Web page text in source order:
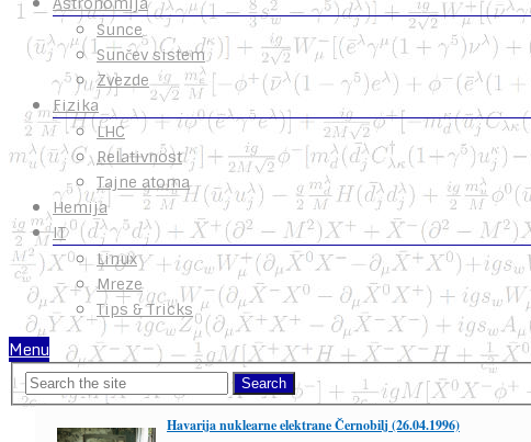
Sunce
Sunčev sistem
Zvezde
Fizika
LHC
Relativnost
Tajne atoma
Hemija
IT
Linux
Mreze
Tips & Tricks
Menu
Havarija nuklearne elektrane Černobilj (26.04.1996)